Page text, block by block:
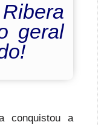
geral
conquistou a